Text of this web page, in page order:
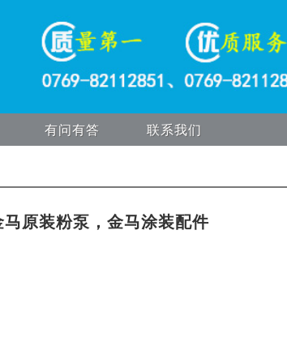
有问有答 联系我们
原装粉泵，金马涂装配件